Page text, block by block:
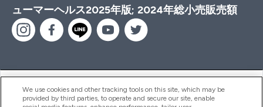
ューマーヘルス2025年版; 2024年総小売販売額
ヘルプ＆ガイド
We use cookies and other tracking tools on this site, which may be
provided by third parties, to operate and secure our site, enable